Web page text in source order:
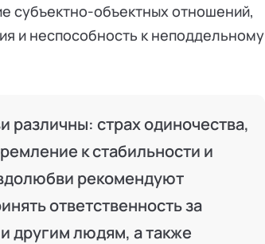
объектных отношений,
и неспособность к неподдельному
страх одиночества,
к стабильности и
рекомендуют
ответственность за
другим людям, а также